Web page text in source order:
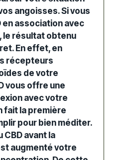
angoisses. Si vous
en association avec
le résultat obtenu
En effet, en
récepteurs
de votre
vous offre une
avec votre
fait la première
pour bien méditer.
CBD avant la
augmenté votre